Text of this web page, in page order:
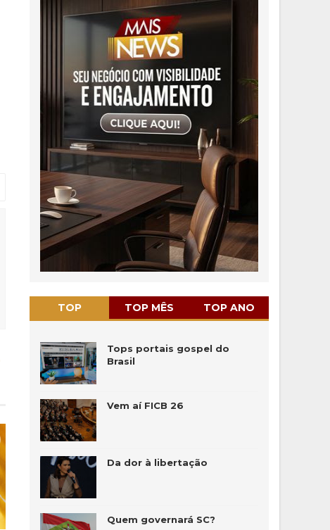
TOP TOP MÊS TOP ANO
Tops portais gospel do
Brasil
Vem aí FICB 26
Da dor à libertação
Quem governará SC?